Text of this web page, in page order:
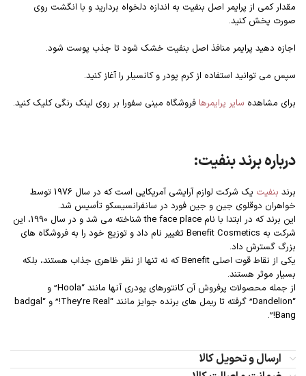
مقدار کمی از پرایمر اصل بنفیت به اندازه دلخواه بردارید و با انگشت روی
صورت پخش کنید.
اجازه دهید پرایمر منافذ اصل بنفیت خشک شود تا جذب پوست شود.
سپس می توانید استفاده از کرم پودر و کانسیلر را آغاز کنید.
برای مشاهده سایر پرایمر‌ها فروشگاه مینی سفورا بر روی لینک رنگی کلیک کنید.
درباره برند بنفیت:
برند بنفیت
یک شرکت لوازم آرایشی آمریکایی است که در سال 1976 توسط
خواهران دوقلوی جین و جین فورد در سانفرانسیسکو تأسیس شد.
این برند که در ابتدا با نام the face place شناخته می شد و در سال 1990، این
شرکت به Benefit Cosmetics تغییر نام داد و توزیع خود را به فروشگاه های
بزرگ گسترش داد.
یکی از نقاط قوت اصلی Benefit که نه تنها از نظر ظاهری جذاب هستند، بلکه
بسیار موثر هستند.
از جمله محصولات پرفروش آن کانتورهای پودری آنها مانند “Hoola” و
“Dandelion” گرفته تا ریمل های برنده جوایز مانند “They’re Real!” و “badgal
Bang!”.
ارسال و تحویل کالا